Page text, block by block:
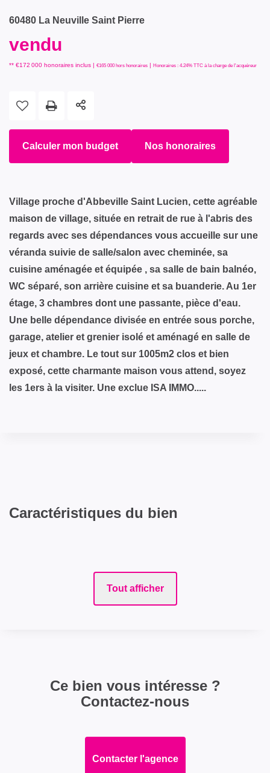
60480 La Neuville Saint Pierre
vendu
** €172 000 honoraires inclus | €165 000 hors honoraires | Honoraires : 4.24% TTC à la charge de l'acquéreur
Calculer mon budget Nos honoraires
Village proche d'Abbeville Saint Lucien, cette agréable
maison de village, située en retrait de rue à l'abris des
regards avec ses dépendances vous accueille sur une
véranda suivie de salle/salon avec cheminée, sa
cuisine aménagée et équipée , sa salle de bain balnéo,
WC séparé, son arrière cuisine et sa buanderie. Au 1er
étage, 3 chambres dont une passante, pièce d'eau.
Une belle dépendance divisée en entrée sous porche,
garage, atelier et grenier isolé et aménagé en salle de
jeux et chambre. Le tout sur 1005m2 clos et bien
exposé, cette charmante maison vous attend, soyez
les 1ers à la visiter. Une exclue ISA IMMO.....
Caractéristiques du bien
Tout afficher
Ce bien vous intéresse ?
Contactez-nous
Contacter l'agence